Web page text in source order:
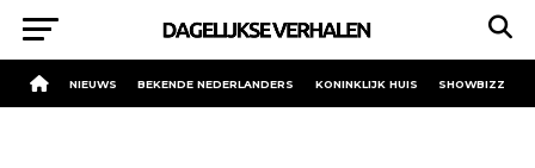
NIEUWS BEKENDE NEDERLANDERS KONINKLIJK HUIS SHOWBIZZ